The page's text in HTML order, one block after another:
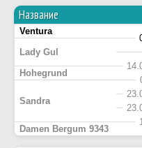
Название
Ventura
Lady Gul
Hohegrund
Sandra
Damen Bergum 9343